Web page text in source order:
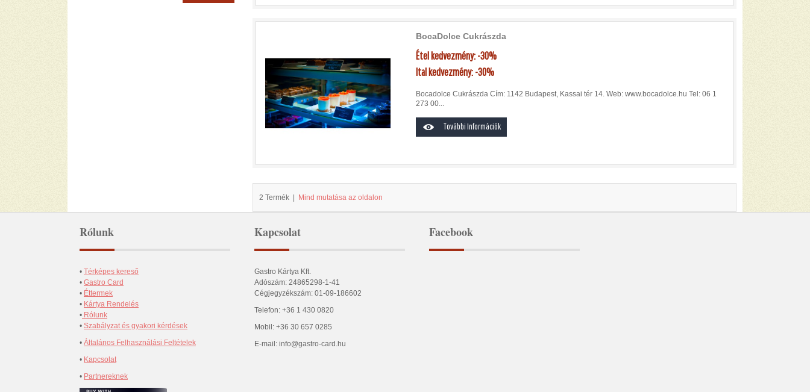
BocaDolce Cukrászda
Étel kedvezmény: -30%
Ital kedvezmény: -30%
Bocadolce Cukrászda Cím: 1142 Budapest, Kassai tér 14. Web: www.bocadolce.hu Tel: 06 1
273 00...
További Információk
2 Termék Mind mutatása az oldalon
Rólunk
• Térképes kereső
• Gastro Card
• Éttermek
• Kártya Rendelés
• Rólunk
• Szabályzat és gyakori kérdések
• Általános Felhasználási Feltételek
• Kapcsolat
• Partnereknek
Kapcsolat
Gastro Kártya Kft.
Adószám: 24865298-1-41
Cégjegyzékszám: 01-09-186602
Telefon: +36 1 430 0820
Mobil: +36 30 657 0285
E-mail: info@gastro-card.hu
Facebook